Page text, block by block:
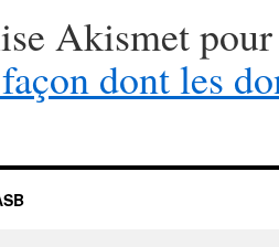
Akismet
dont les